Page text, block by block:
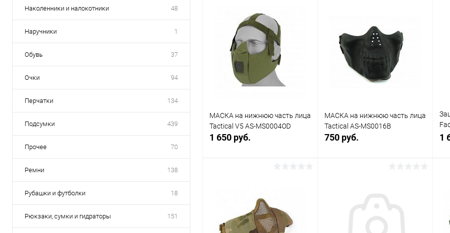
Наколенники и налокотники 48
Наручники 1
Обувь 37
Очки 94
Перчатки 134
Подсумки 439
Прочее 70
Ремни 138
Рубашки и футболки 18
Рюкзаки, сумки и гидраторы 151
Купить в 1
К
сравнению
В избранное В наличии
Купить в 1
К
сравнению
В избранное В наличии
МАСКА на нижнюю часть лица
Tactical V5 AS-MS0004OD
1 650 руб.
сравнению
В избранное В наличии
МАСКА на нижнюю часть лица
Tactical AS-MS0016B
750 руб. 1